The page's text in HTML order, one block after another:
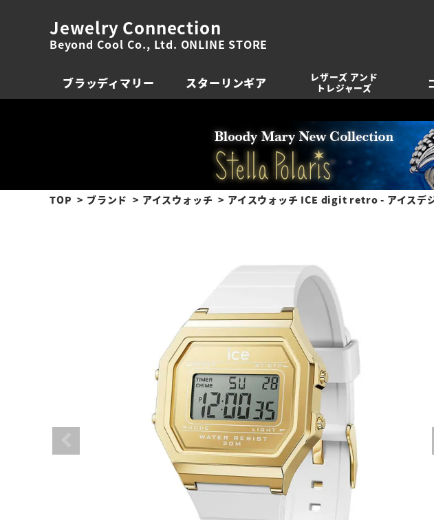
Jewelry Connection
Beyond Cool Co., Ltd. ONLINE STORE
ブラッディマリー スターリンギア
レザーズ アンド
トレジャーズ
TOP ブランド アイスウォッチ アイスウォッチ ICE digit retro - アイスデ